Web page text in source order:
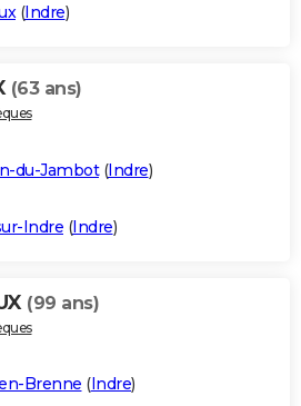
(Indre)
(63 ans)
du-Jambot(Indre)
Indre (Indre)
(99 ans)
Brenne (Indre)